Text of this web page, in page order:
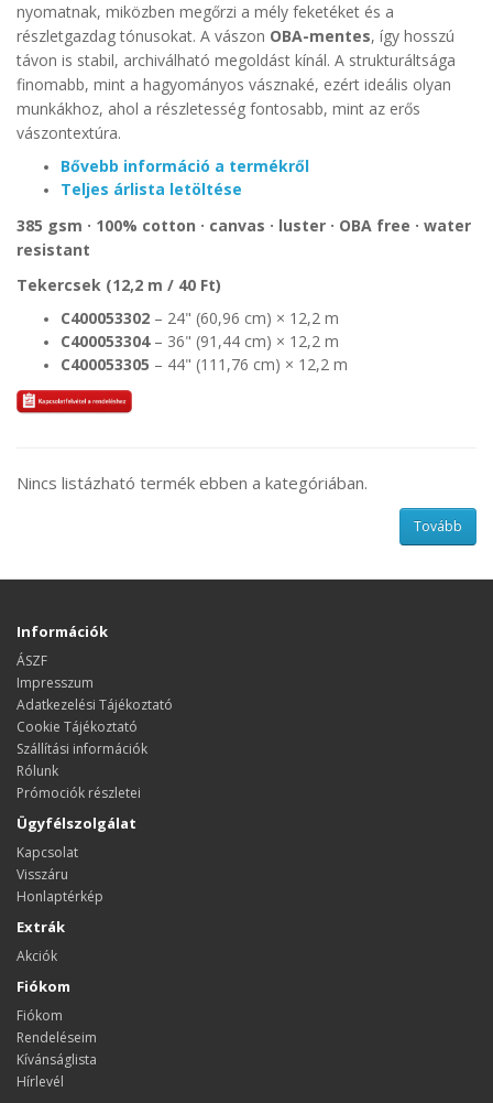
nyomatnak, miközben megőrzi a mély feketéket és a
részletgazdag tónusokat. A vászon OBA-mentes, így hosszú
távon is stabil, archiválható megoldást kínál. A strukturáltsága
finomabb, mint a hagyományos vásznaké, ezért ideális olyan
munkákhoz, ahol a részletesség fontosabb, mint az erős
vászontextúra.
Bővebb információ a termékről
Teljes árlista letöltése
385 gsm · 100% cotton · canvas · luster · OBA free · water
resistant
Tekercsek (12,2 m / 40 Ft)
C400053302 – 24" (60,96 cm) × 12,2 m
C400053304– 36" (91,44 cm) × 12,2 m
C400053305 – 44" (111,76 cm) × 12,2 m
Nincs listázható termék ebben a kategóriában.
Tovább
Információk
ÁSZF
Impresszum
Adatkezelési Tájékoztató
Cookie Tájékoztató
Szállítási információk
Rólunk
Prómociók részletei
Ügyfélszolgálat
Kapcsolat
Visszáru
Honlaptérkép
Extrák
Akciók
Fiókom
Fiókom
Rendeléseim
Kívánságlista
Hírlevél